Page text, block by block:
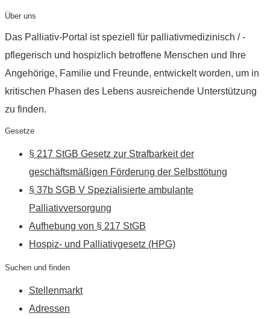
Über uns
Das Palliativ-Portal ist speziell für palliativmedizinisch / -
pflegerisch und hospizlich betroffene Menschen und Ihre
Angehörige, Familie und Freunde, entwickelt worden, um in
kritischen Phasen des Lebens ausreichende Unterstützung
zu finden.
Gesetze
§ 217 StGB Gesetz zur Strafbarkeit der
geschäftsmäßigen Förderung der Selbsttötung
§ 37b SGB V Spezialisierte ambulante
Palliativversorgung
Aufhebung von § 217 StGB
Hospiz- und Palliativgesetz (HPG)
Suchen und finden
Stellenmarkt
Adressen